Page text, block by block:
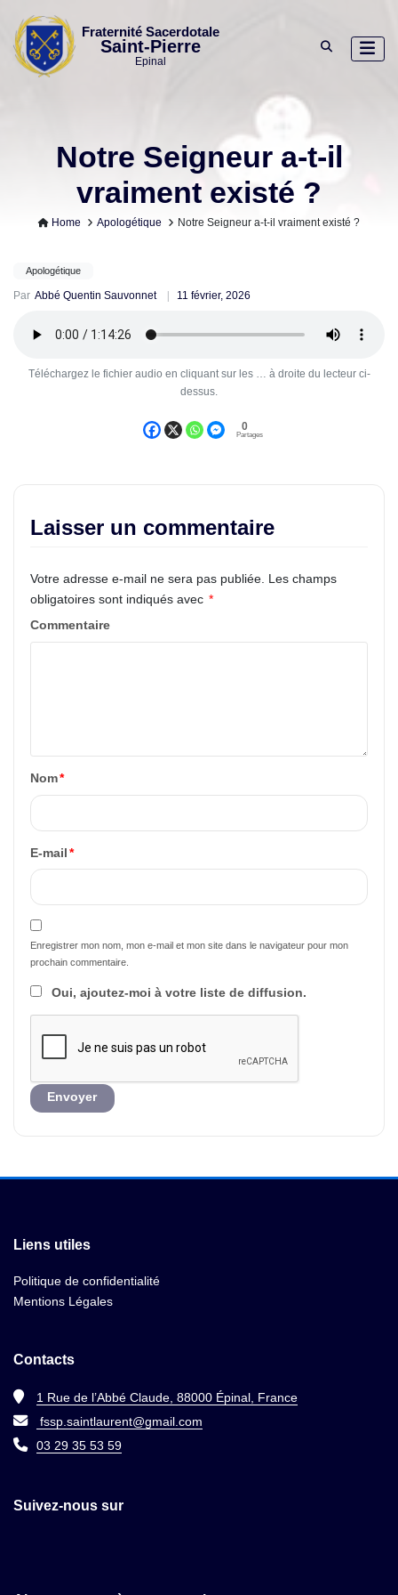
content
Fraternité Sacerdotale
Saint-Pierre
Epinal
Notre Seigneur a-t-il
vraiment existé ?
Home Apologétique Notre Seigneur a-t-il vraiment existé ?
Apologétique
Par Abbé Quentin Sauvonnet 11 février, 2026
Téléchargez le fichier audio en cliquant sur les … à droite du lecteur ci-
dessus.
0
Partages
Laisser un commentaire
Votre adresse e-mail ne sera pas publiée.
Les champs
obligatoires sont indiqués avec *
Commentaire
Nom*
E-mail *
Enregistrer mon nom, mon e-mail et mon site dans le navigateur pour mon
prochain commentaire.
Oui, ajoutez-moi à votre liste de diffusion.
Liens utiles
Politique de confidentialité
Mentions Légales
Contacts
1 Rue de l’Abbé Claude, 88000 Épinal, France
fssp.saintlaurent@gmail.com
03 29 35 53 59
Suivez-nous sur